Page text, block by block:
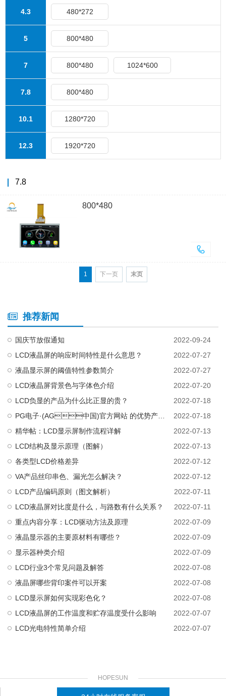
4.3 480*272
5 800*480
7 800*480 1024*600
7.8 800*480
10.1 1280*720
12.3 1920*720
7.8
800*480
1 下一页 末页
推荐新闻
国庆节放假通知
2022-09-24
LCD液晶屏的响应时间特性是什么意思？
2022-07-27
液晶显示屏的阈值特性参数简介
2022-07-27
LCD液晶屏背景色与字体色介绍
2022-07-20
LCD负显的产品为什么比正显的贵？
2022-07-18
2022-07-18
精华帖：LCD显示屏制作流程详解
2022-07-13
LCD结构及显示原理（图解）
2022-07-13
各类型LCD价格差异
2022-07-12
VA产品丝印串色、漏光怎么解决？
2022-07-12
LCD产品编码原则（图文解析）
2022-07-11
LCD液晶屏对比度是什么，与路数有什么关系？
2022-07-11
重点内容分享：LCD驱动方法及原理
2022-07-09
液晶显示器的主要原材料有哪些？
2022-07-09
显示器种类介绍
2022-07-09
LCD行业3个常见问题及解答
2022-07-08
液晶屏哪些背印案件可以开案
2022-07-08
LCD显示屏如何实现彩色化？
2022-07-08
LCD液晶屏的工作温度和贮存温度受什么影响
2022-07-07
LCD光电特性简单介绍
2022-07-07
HOPESUN